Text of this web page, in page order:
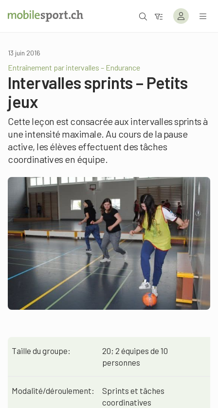
13 juin 2016
Entraînement par intervalles – Endurance
Intervalles sprints – Petits
jeux
Cette leçon est consacrée aux intervalles sprints à
une intensité maximale. Au cours de la pause
active, les élèves effectuent des tâches
coordinatives en équipe.
Taille du groupe:
20; 2 équipes de 10
personnes
Modalité/déroulement:
Sprints et tâches
coordinatives